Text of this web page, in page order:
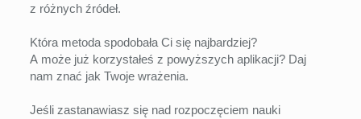
z różnych źródeł.
Która metoda spodobała Ci się najbardziej?
A może już korzystałeś z powyższych aplikacji? Daj
nam znać jak Twoje wrażenia.
Jeśli zastanawiasz się nad rozpoczęciem nauki